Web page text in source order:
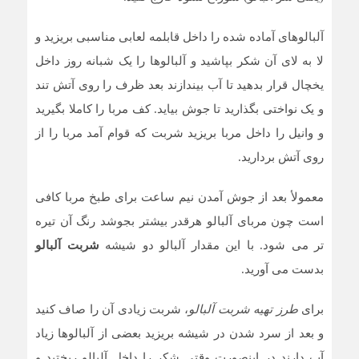
آلبالوهای آماده شده را داخل قابلمه لعابی مناسبی بریزید و
لا به لای آن شکر بپاشید و آلبالوها را یک شبانه روز داخل
یخچال قرار بدهید تا آب بیندازند بعد ظرف را روی آتش تند
و یک نواختی بگذارید تا جوش بیاید. کف مربا را کاملا بگیرید
و وانیل را داخل مربا بریزید شربت که قوام آمد مربا را از
روی آتش بردارید.
معموﻷ بعد از جوش آمدن نیم ساعت برای طبخ مربا کافی
است چون مربای آلبالو هرقدر بیشتر بجوشد رنگ آن تیره
تر می شود. با این مقدار آلبالو دو شیشه شربت آلبالو
بدست می آورید.
برایطرز تهیه شربت آلبالو، شربت زیادی آن را صاف کنید
و بعد از سرد شدن در شیشه بریزید بعضی از آلبالوها زیاد